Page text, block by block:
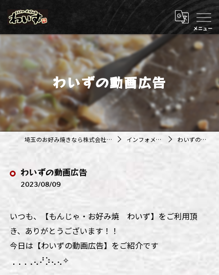
わいずの動画広告
埼玉のお好み焼きなら株式会社アジルカンパニー インフォメーション わいずの動画広告
わいずの動画広告
2023/08/09
いつも、【もんじゃ・お好み焼 わいず】をご利用頂
き、ありがとうございます！！
今日は【わいずの動画広告】をご紹介です
⢀⢀⢀⢀⢄⠜⡱⢄⢄✧